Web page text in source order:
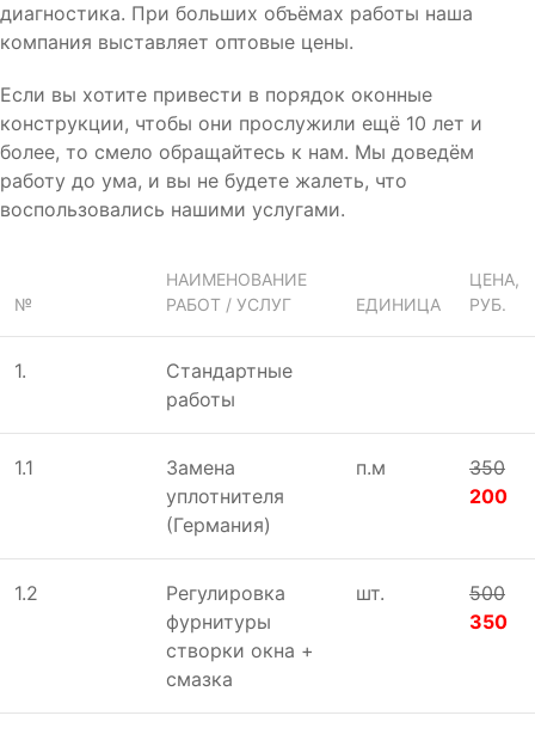
диагностика. При больших объёмах работы наша
компания выставляет оптовые цены.
Если вы хотите привести в порядок оконные
конструкции, чтобы они прослужили ещё 10 лет и
более, то смело обращайтесь к нам. Мы доведём
работу до ума, и вы не будете жалеть, что
воспользовались нашими услугами.
№
НАИМЕНОВАНИЕ
РАБОТ / УСЛУГ
ЕДИНИЦА
ЦЕНА,
РУБ.
1.
Стандартные
работы
1.1
Замена
уплотнителя
(Германия)
п.м
350
200
1.2
Регулировка
фурнитуры
створки окна +
смазка
шт.
500
350